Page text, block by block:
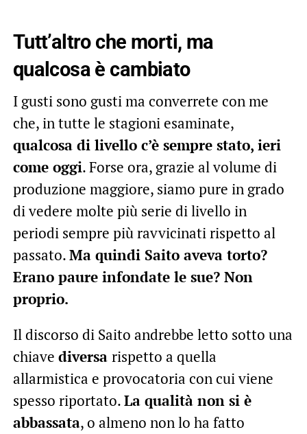
Tutt’altro che morti, ma
qualcosa è cambiato
I gusti sono gusti ma converrete con me
che, in tutte le stagioni esaminate,
qualcosa di livello c’è sempre stato, ieri
come oggi. Forse ora, grazie al volume di
produzione maggiore, siamo pure in grado
di vedere molte più serie di livello in
periodi sempre più ravvicinati rispetto al
passato.Ma quindi Saito aveva torto?
Erano paure infondate le sue? Non
proprio.
Il discorso di Saito andrebbe letto sotto una
chiave diversa rispetto a quella
allarmistica e provocatoria con cui viene
spesso riportato.La qualità non si è
abbassata, o almeno non lo ha fatto